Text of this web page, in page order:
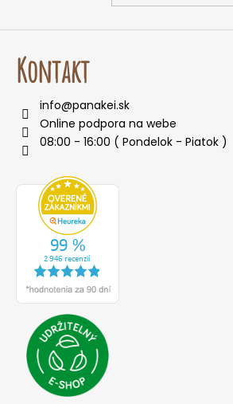
Kontakt
info@panakei.sk
Online podpora na webe
08:00 - 16:00 ( Pondelok - Piatok )